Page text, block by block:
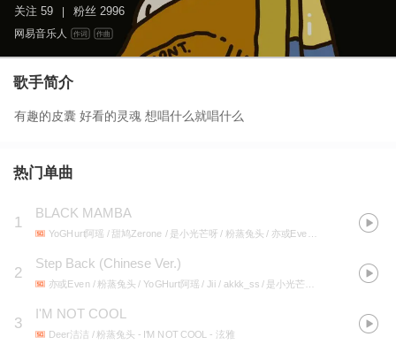
关注 59 粉丝 2996
网易音乐人 作词 作曲
歌手简介
有趣的皮囊 好看的灵魂 想唱什么就唱什么
热门单曲
1
BLACK MAMBA
YoGHurt阿瑶 / 甜鸠Zerone / 是小光芒呀 / 粉蒸兔头 / 亦或Even - BLACK MAMBA
2
Step Back (Chinese Ver.)
亦或Even / 粉蒸兔头 / YoGHurt阿瑶 / Jii / akkk_ss / 是小光芒呀 - Step Back
3
I'M NOT COOL
Deer洁洁 / 粉蒸兔头 - I'M NOT COOL - 泫雅